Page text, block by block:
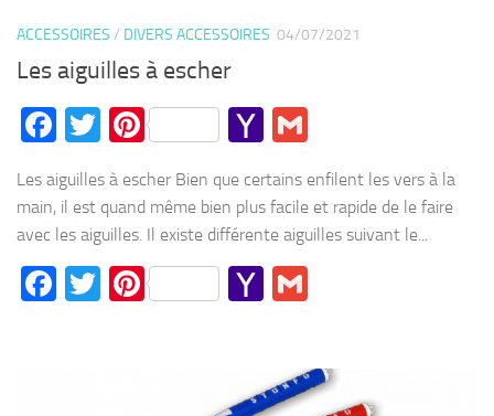
ACCESSOIRES / DIVERS ACCESSOIRES 04/07/2021
Les aiguilles à escher
Facebook
TwitterPinterestYahoo
Les aiguilles à escher Bien que certains enfilent les vers à la
main, il est quand même bien plus facile et rapide de le faire
avec les aiguilles. Il existe différente aiguilles suivant le...
Facebook
TwitterPinterestYahoo